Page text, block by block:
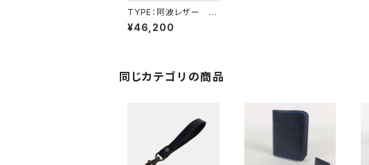
TYPE：阿波レザー H
W-Ⅰ
¥46,200
同じカテゴリの商品